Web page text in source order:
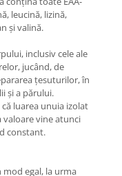
leucină, lizină,
și valină.
inclusiv cele ale
jucând, de
țesuturilor, în
și a părului.
luarea unuia izolat
valoare vine atunci
constant.
egal, la urma